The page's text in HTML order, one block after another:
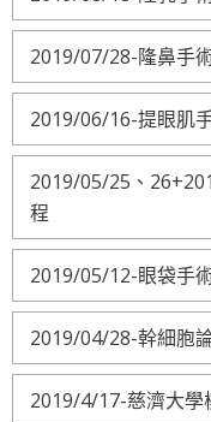
2019/07/28-隆鼻手
2019/06/16-提眼肌
2019/05/25、
程
2019/05/12-眼袋手
2019/04/28-幹細胞
2019/4/17-慈濟大學